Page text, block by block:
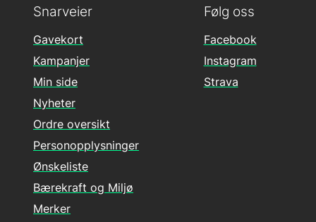
Følg oss
Facebook
Instagram
Strava
Snarveier
Gavekort
Kampanjer
Min side
Nyheter
Ordre oversikt
Personopplysninger
Ønskeliste
Bærekraft og Miljø
Merker